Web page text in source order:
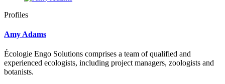
Profiles
Amy Adams
Écologie Engo Solutions comprises a team of qualified and
experienced ecologists, including project managers, zoologists and
botanists.